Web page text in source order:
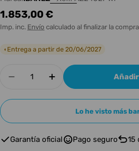
Precio
habitual
1.853,00 €
Imp. inc. Envío calculado al finalizar la
◐ Entrega a partir de 20/06/2027
Disminuir cantidad para
Aumentar
Lo he visto más
Garantía oficial Pago seguro 15